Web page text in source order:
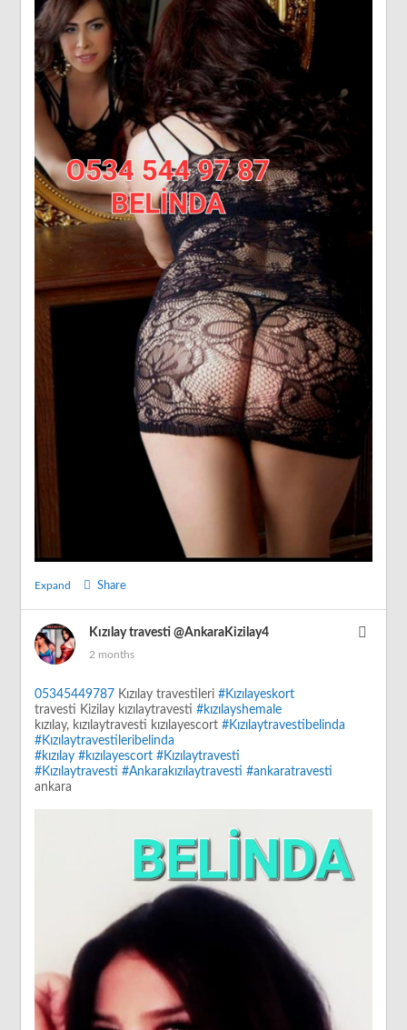
Expand Share
Kızılay travesti@AnkaraKizilay4
2 months
05345449787 Kızılay travestileri#Kızılayeskort
travesti Kizilay kızılaytravesti#kızılayshemale
kızılay, kızılaytravesti kızılayescort#Kızılaytravestibelinda
#Kızılaytravestileribelinda
#kızılay #kızılayescort #Kızılaytravesti
#Kızılaytravesti #Ankarakızılaytravesti #ankaratravesti
ankara